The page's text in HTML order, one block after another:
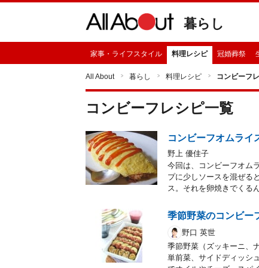
暮らし
家事・ライフスタイル 料理レシピ 冠婚葬祭
All About 暮らし 料理レシピ コンビーフ
コンビーフ レシピ一覧
コンビーフオムラ
野上 優佳子
今回は、コンビーフオム
プに少しソースを混ぜる
ス。それを卵焼きでくる
季節野菜のコンビ
野口 英世
季節野菜（ズッキーニ、
単前菜、サイドディッシ